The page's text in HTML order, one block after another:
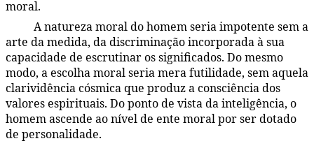
moral.
A natureza moral do homem seria impotente sem a
arte da medida, da discriminação incorporada à sua
capacidade de escrutinar os significados. Do mesmo
modo, a escolha moral seria mera futilidade, sem aquela
clarividência cósmica que produz a consciência dos
valores espirituais. Do ponto de vista da inteligência, o
homem ascende ao nível de ente moral por ser dotado
de personalidade.